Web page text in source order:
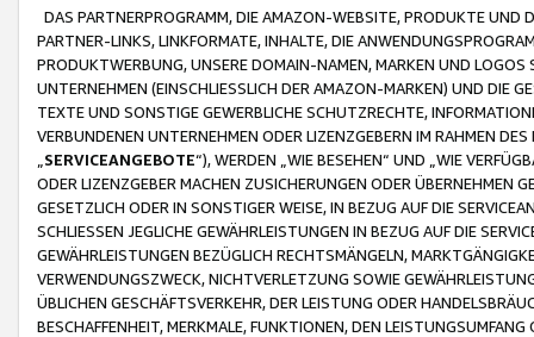
DAS PARTNERPROGRAMM, DIE AMAZON-WEBSITE, PRODUKTE UND
PARTNER-LINKS, LINKFORMATE, INHALTE, DIE
PRODUKTWERBUNG, UNSERE DOMAIN-NAMEN, MARKEN UND
UNTERNEHMEN (EINSCHLIESSLICH DER AMAZON-MARKEN) UND DIE
TEXTE UND SONSTIGE GEWERBLICHE SCHUTZRECHTE,
VERBUNDENEN UNTERNEHMEN ODER LIZENZGEBERN IM RAHMEN
SERVICEANGEBOTE“), WERDEN „WIE BESEHEN“ UND „WIE
ODER LIZENZGEBER MACHEN ZUSICHERUNGEN ODER ÜBERNEHMEN
GESETZLICH ODER IN SONSTIGER WEISE, IN BEZUG AUF DIE
SCHLIESSEN JEGLICHE GEWÄHRLEISTUNGEN IN BEZUG AUF DIE
GEWÄHRLEISTUNGEN BEZÜGLICH RECHTSMÄNGELN,
VERWENDUNGSZWECK, NICHTVERLETZUNG SOWIE
ÜBLICHEN GESCHÄFTSVERKEHR, DER LEISTUNG ODER
BESCHAFFENHEIT, MERKMALE, FUNKTIONEN, DEN